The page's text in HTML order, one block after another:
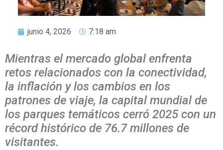
junio 4, 2026 7:18 am
Mientras el mercado global enfrenta
retos relacionados con la conectividad,
la inflación y los cambios en los
patrones de viaje, la capital mundial de
los parques temáticos cerró 2025 con un
récord histórico de 76.7 millones de
visitantes.